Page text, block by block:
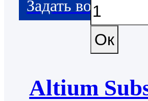
Altium